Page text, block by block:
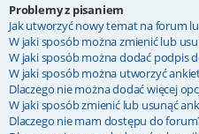
Problemy z pisaniem
Jak utworzyć nowy temat na forum
W jaki sposób można zmienić lub
W jaki sposób można dodać podpis
W jaki sposób można utworzyć
Dlaczego nie można dodać więcej
W jaki sposób zmienić lub usunąć
Dlaczego nie mam dostępu do